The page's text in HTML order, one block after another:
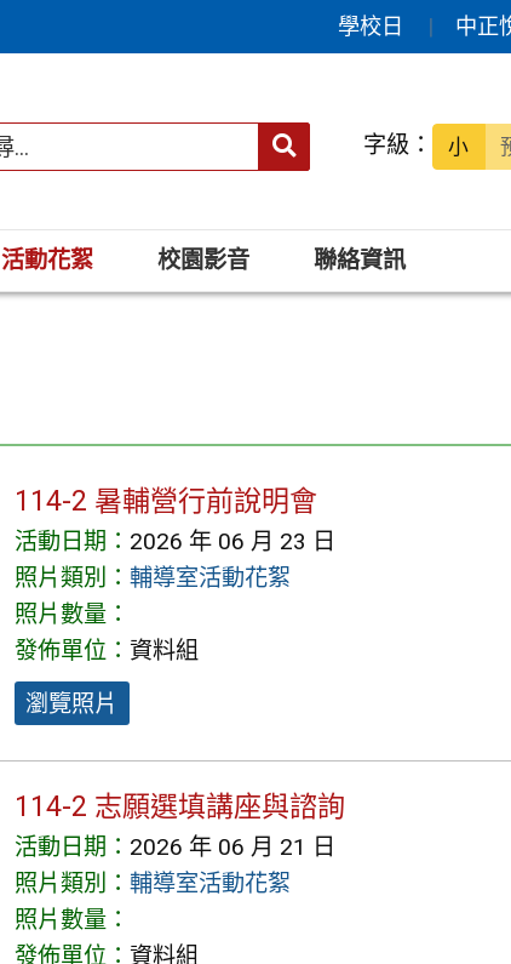
學校日 中正
送出 字級： 小
活動花絮 校園影音 聯絡資訊
114-2 暑輔營行前說明會
活動日期： 2026 年 06 月 23 日
照片類別： 輔導室活動花絮
照片數量：
發佈單位： 資料組
瀏覽照片
114-2 志願選填講座與諮詢
活動日期： 2026 年 06 月 21 日
照片類別： 輔導室活動花絮
照片數量：
發佈單位： 資料組